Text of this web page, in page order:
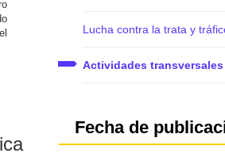
Lucha contra la trata y
Actividades transversales
Fecha de